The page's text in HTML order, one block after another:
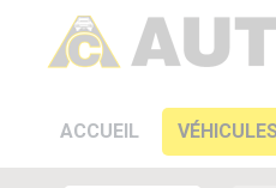
ACCUEIL